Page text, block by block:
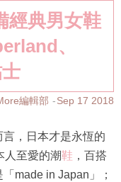
經典男女鞋
、
編輯部 Sep 17 2018
，日本才是永恆的
人至愛的潮鞋 ，百搭
made in Japan」；